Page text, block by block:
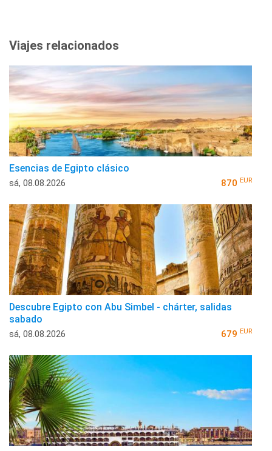
Viajes relacionados
Esencias de Egipto clásico
sá, 08.08.2026 870 EUR
Descubre Egipto con Abu Simbel - chárter, salidas
sabado
sá, 08.08.2026 679 EUR